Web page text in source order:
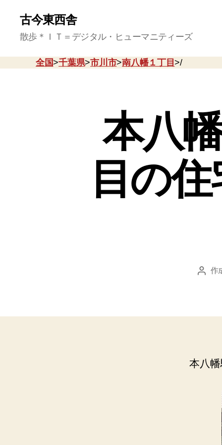
古今東西舎
散歩＊ＩＴ＝デジタル・ヒューマニティーズ
全国>千葉県>市川市>南八幡１丁目>/
本八
目の
投 作
本八